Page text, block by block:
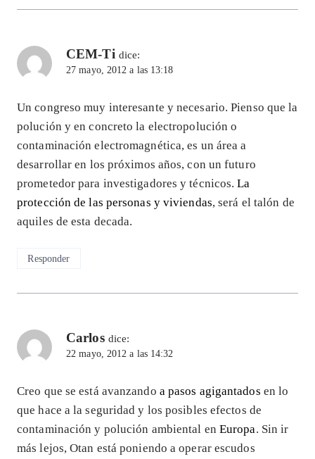
CEM-Ti dice:
27 mayo, 2012 a las 13:18
Un congreso muy interesante y necesario. Pienso que la
polución y en concreto la electropolución o
contaminación electromagnética, es un área a
desarrollar en los próximos años, con un futuro
prometedor para investigadores y técnicos.La
protección de las personas y viviendas, será el talón de
aquiles de esta decada.
Responder
Carlos dice:
22 mayo, 2012 a las 14:32
Creo que se está avanzando a pasos agigantados en lo
que hace a la seguridad y los posibles efectos de
contaminación y polución ambiental en Europa. Sin ir
más lejos, Otan está poniendo a operar escudos